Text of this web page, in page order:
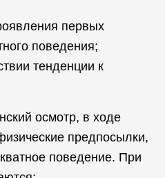
первых
поведения;
тенденции к
осмотр, в ходе
предпосылки,
поведение. При